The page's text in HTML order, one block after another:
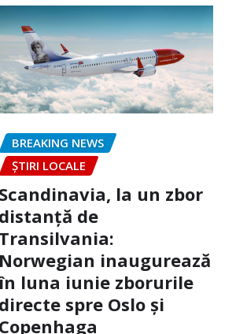
BREAKING NEWS
ȘTIRI LOCALE
Scandinavia, la un zbor
distanță de
Transilvania:
Norwegian inaugurează
luna iunie zborurile
directe spre Oslo și
Copenhaga